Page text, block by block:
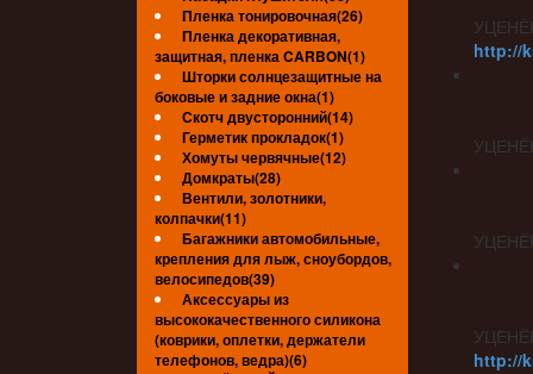
Пленка тонировочная(26)
Пленка декоративная,
защитная, пленка CARBON(1)
Шторки солнцезащитные на
боковые и задние окна(1)
Скотч двусторонний(14)
Герметик прокладок(1)
Хомуты червячные(12)
Домкраты(28)
Вентили, золотники,
колпачки(11)
Багажники автомобильные,
крепления для лыж, сноубордов,
велосипедов(39)
Аксессуары из
высококачественного силикона
(коврики, оплетки, держатели
телефонов, ведра)(6)
http://
http://